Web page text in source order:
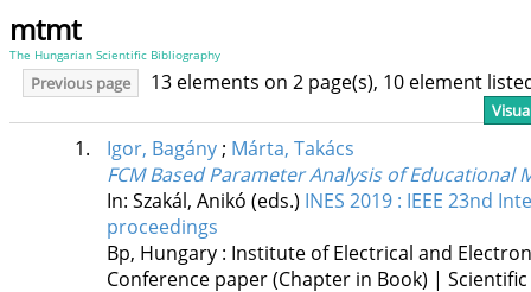
mtmt
The Hungarian Scientific Bibliography
Previous page 13 elements on 2 page(s), 10 element
1. Igor, Bagány; Márta, Takács
FCM Based Parameter Analysis of Educational
In: Szakál, Anikó (eds.) INES 2019 : IEEE 23nd
proceedings
Bp, Hungary : Institute of Electrical and
Conference paper (Chapter in Book) | Scientific